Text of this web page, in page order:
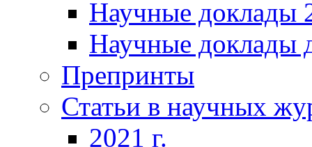
Научные доклады
Научные доклады
Препринты
Статьи в научных
2021 г.